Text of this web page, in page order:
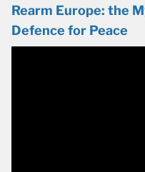
Rearm Europe: the
Defence for Peace